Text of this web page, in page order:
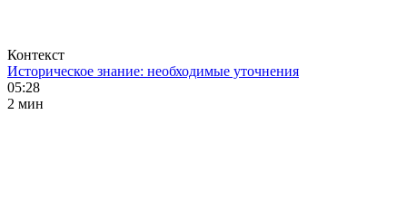
Контекст
Историческое знание: необходимые уточнения
05:28
2 мин